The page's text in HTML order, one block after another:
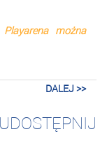
można
DALEJ >>
UDOSTĘPNIJ